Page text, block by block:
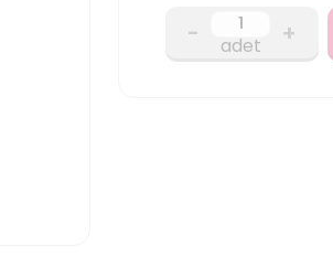
- adet +